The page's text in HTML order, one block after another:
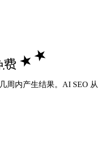
费 ★ ★
周内产生结果。AI SEO 从